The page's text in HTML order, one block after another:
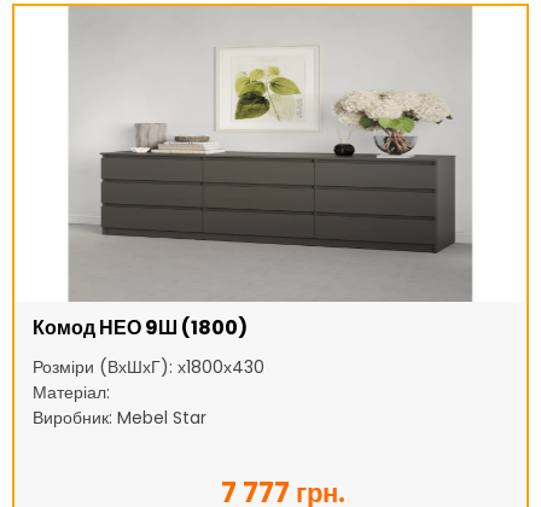
Комод НЕО 9Ш (1800)
Розміри (ВхШхГ): х1800х430
Матеріал:
Виробник: Mebel Star
7 777 грн.